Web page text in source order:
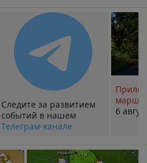
Следите за развитием
событий в нашем
Телеграм-канале
6